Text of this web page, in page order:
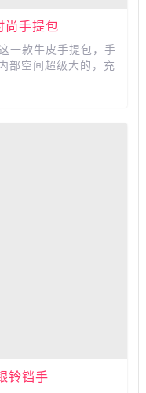
尚手提包
款牛皮手提包，手
部空间超级大的，充
铃铛手